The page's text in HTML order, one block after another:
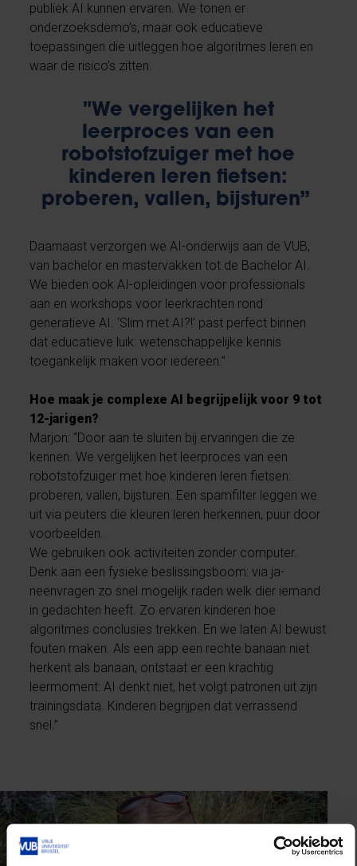
publiek AI kunnen ervaren. We tonen er
onderzoeksdemo’s, maar ook educatieve
toepassingen die uitleggen hoe algoritmes leren en
waar de risico’s zitten.
"We vergelijken het
leerproces van een
robotstofzuiger met hoe
kinderen leren fietsen:
proberen, vallen, bijsturen”
Daarnaast verzorgen we AI-onderwijs aan de VUB,
van bachelor en mastervakken tot de Bachelor AI.
We bieden ook AI-opleidingen voor professionals
aan en workshops voor leerkrachten rond
generatieve AI. ‘Slim met AI?!’ past perfect binnen
dat educatieve luik: wetenschappelijke kennis
toegankelijk maken voor iedereen.”
Hoe maak je complexe AI begrijpelijk voor 9 tot
12-jarigen?
Marjon: “Door aan te sluiten bij ervaringen die ze
kennen. We vergelijken het leerproces van een
robotstofzuiger met hoe kinderen leren fietsen:
proberen, vallen, bijsturen. Een spamfilter leggen we
uit via peuters die kleuren leren herkennen, puur door
voorbeelden.
We gebruiken ook activiteiten zonder computer.
Denk aan een fysieke beslissingsboom: via ja-
neenvragen zo snel mogelijk raden welk dier iemand
in gedachten heeft. Zo ervaren kinderen hoe
algoritmes conclusies trekken. En we laten AI bewust
fouten maken. Als een app een rechte banaan niet
herkent als banaan, ontstaat er een krachtig
leermoment: AI denkt niet, het volgt patronen uit zijn
trainingsdata. Kinderen begrijpen dat verrassend
snel.”